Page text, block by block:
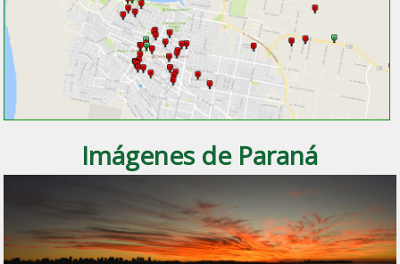
Imágenes de Paraná